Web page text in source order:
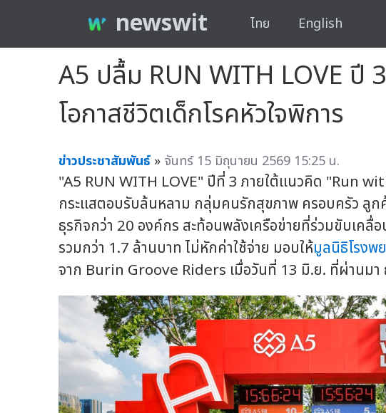
newswit ไทย English
A5 ปลื้ม RUN WITH LOVE ปี
โอกาสชีวิตเด็กโรคหัวใจพิการ
ข่าวประชาสัมพันธ์ » จันทร์ 15 มิถุนายน 2569 15:25 น.
"A5 RUN WITH LOVE" ปีที่ 3 ภายใต้แนวคิด "Run
กระแสตอบรับล้นหลาม กลุ่มคนรักสุขภาพ ครอบครัว ลูก
ธุรกิจกว่า 20 องค์กร สะท้อนพลังเครือข่ายที่ร่วมขับเค
รวมกว่า 1.7 ล้านบาท ไม่หักค่าใช้จ่าย มอบให้มูลนิธิโรงพ
จาก Burin Groove Riders เมื่อวันที่ 13 มิ.ย. ที่ผ่านม